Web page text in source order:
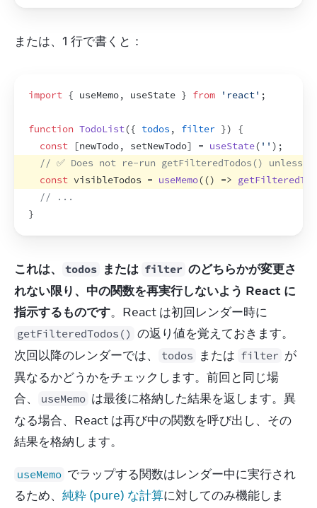
または、1 行で書くと：
import { useMemo, useState } from 'react' ;
function TodoList({ todos , filter })
{
const
[newTodo, setNewTodo] = useState( '' ) ;
// ✅ Does not re-run getFilteredTodos() unless
const visibleTodos = useMemo(() =>
// ...
}
これは、 todos または filter のどちらかが変更さ
れない限り、中の関数を再実行しないよう React に
指示するものです
getFilteredTodos() の返り値を覚えておきます。
次回以降のレンダーでは、
todos または filter が
異なるかどうかをチェックします。前回と同じ場
合、
useMemo は最後に格納した結果を返します。異
なる場合、React は再び中の関数を呼び出し、その
結果を格納します。
useMemo でラップする関数はレンダー中に実行され
るため、 純粋 (pure) な計算に対してのみ機能しま